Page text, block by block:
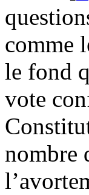
comme
le fond
vote
nombre